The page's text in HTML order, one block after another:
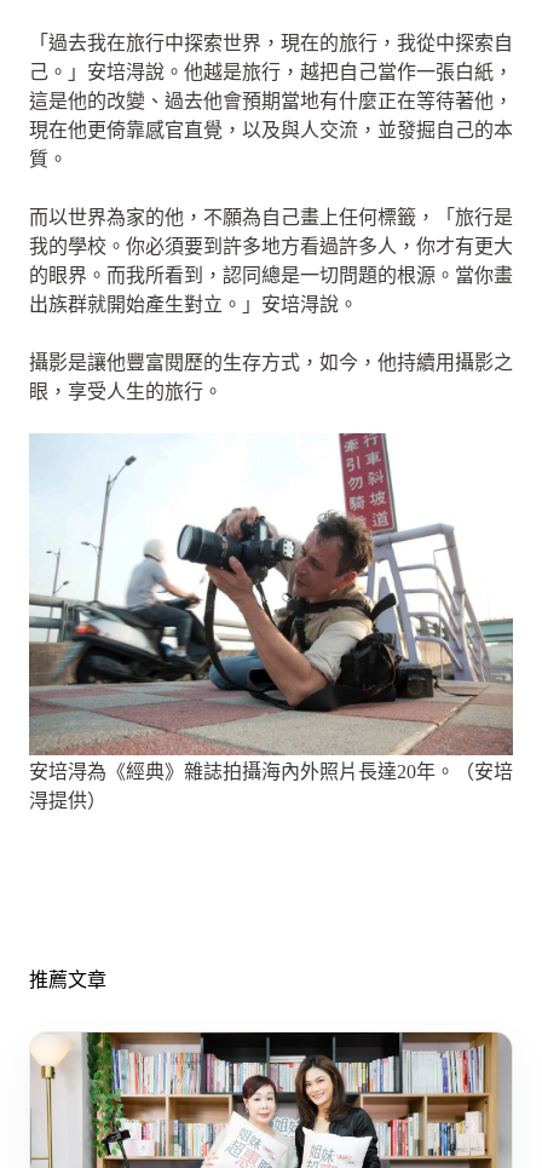
「過去我在旅行中探索世界，現在的旅行，我從中探索自
己。」安培淂說。他越是旅行，越把自己當作一張白紙，
這是他的改變、過去他會預期當地有什麼正在等待著他，
現在他更倚靠感官直覺，以及與人交流，並發掘自己的本
質。
而以世界為家的他，不願為自己畫上任何標籤，「旅行是
我的學校。你必須要到許多地方看過許多人，你才有更大
的眼界。而我所看到，認同總是一切問題的根源。當你畫
出族群就開始產生對立。」安培淂說。
攝影是讓他豐富閱歷的生存方式，如今，他持續用攝影之
眼，享受人生的旅行。
安培淂為《經典》雜誌拍攝海內外照片長達20年。（安培
淂提供）
推薦文章